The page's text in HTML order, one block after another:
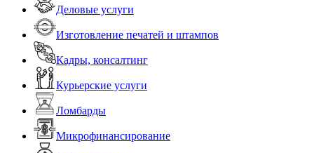
Деловые услуги
Изготовление печатей и штампов
Кадры, консалтинг
Курьерские услуги
Ломбарды
Микрофинансирование